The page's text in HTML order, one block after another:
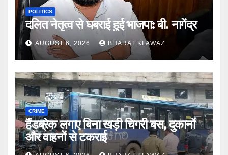
POLITICS
दलित नेतृत्व से घबराई हुई भाजपा: बी. नागेंद्र
AUGUST 6, 2026 BHARAT KI AWAZ
CRIME
हैंडब्रेक लगाए बिना खड़ी चिगरी बस, दुकानों
और वाहनों से टकराई